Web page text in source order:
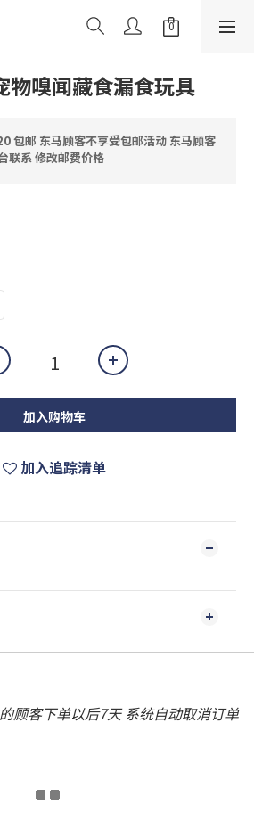
物嗅闻藏食漏食玩具
包邮 东马顾客不享受包邮活动 东马顾客
联系 修改邮费价格
加入购物车
加入追踪清单
顾客下单以后7天 系统自动取消订单